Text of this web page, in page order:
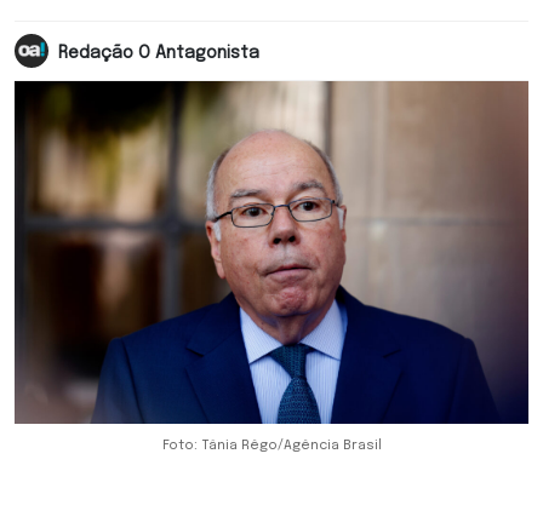
Redação O Antagonista
Foto: Tânia Rêgo/Agência Brasil